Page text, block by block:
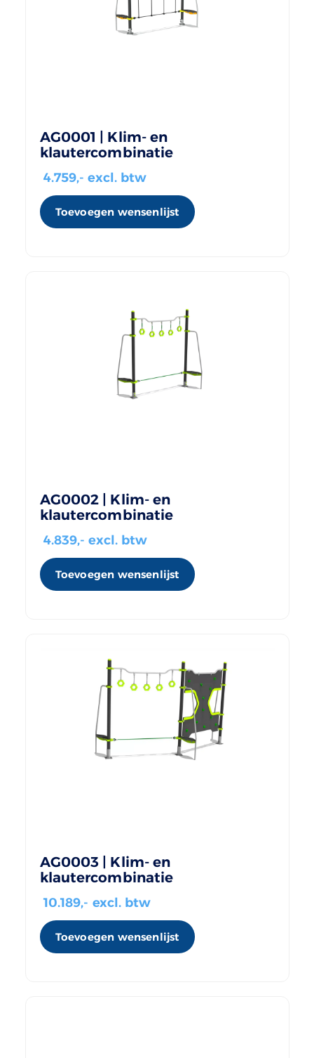
AG0001 | Klim- en
klautercombinatie
4.759,- excl. btw
Toevoegen wensenlijst
AG0002 | Klim- en
klautercombinatie
4.839,- excl. btw
Toevoegen wensenlijst
AG0003 | Klim- en
klautercombinatie
10.189,- excl. btw
Toevoegen wensenlijst